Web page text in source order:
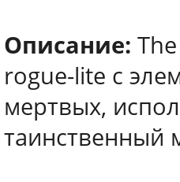
Описание:
rogue-lite с
мертвых,
таинственный